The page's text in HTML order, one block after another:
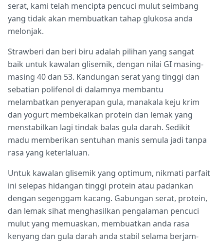
serat, kami telah mencipta pencuci mulut seimbang
yang tidak akan membuatkan tahap glukosa anda
melonjak.
Strawberi dan beri biru adalah pilihan yang sangat
baik untuk kawalan glisemik, dengan nilai GI masing-
masing 40 dan 53. Kandungan serat yang tinggi dan
sebatian polifenol di dalamnya membantu
melambatkan penyerapan gula, manakala keju krim
dan yogurt membekalkan protein dan lemak yang
menstabilkan lagi tindak balas gula darah. Sedikit
madu memberikan sentuhan manis semula jadi tanpa
rasa yang keterlaluan.
Untuk kawalan glisemik yang optimum, nikmati parfait
ini selepas hidangan tinggi protein atau padankan
dengan segenggam kacang. Gabungan serat, protein,
dan lemak sihat menghasilkan pengalaman pencuci
mulut yang memuaskan, membuatkan anda rasa
kenyang dan gula darah anda stabil selama berjam-